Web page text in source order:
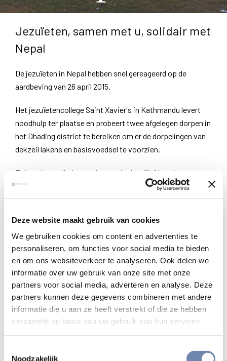
Deze website maakt gebruik van cookies
We gebruiken cookies om content en advertenties te
personaliseren, om functies voor social media te bieden
en om ons websiteverkeer te analyseren. Ook delen we
informatie over uw gebruik van onze site met onze
partners voor social media, adverteren en analyse. Deze
partners kunnen deze gegevens combineren met andere
informatie die u aan ze heeft verstrekt of die ze hebben
verzameld op basis van uw gebruik van hun services.
Noodzakelijk
Jezuïeten, samen met u, solidair met
Nepal
De jezuïeten in Nepal hebben snel gereageerd op de
aardbeving van 26 april 2015.
Het jezuïetencollege Saint Xavier's in Kathmandu levert
noodhulp ter plaatse en probeert twee afgelegen dorpen in
het Dhading district te bereiken om er de dorpelingen van
dekzeil lakens en basisvoedsel te voorzien.
Er is ook noodhulp aan de gang in de wijk ‘Kavre’.
Op 26 april 2015, een paar minuten voor de middag, trof
een enorme aardbeving het centrum van Nepal met
vernietiging tot in Tibet, Bangladesh, Noord-India en
Bhutan. Het onderontwikkeld communicatiesysteem in
Nepal en het gebrek aan coördinatie van de overheid
maken dat we het dodental wellicht nooit zullen kennen.
De meest recente info vindt u op de speciale
Facebookpagina van de Nepalese jezuïeten.
Lees hier hoe de priesterwijding van een